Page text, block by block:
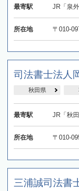
最寄駅 JR「泉
所在地 〒010-
司法書士法人
秋田県
最寄駅 JR「秋
所在地 〒010-
三浦誠司法書